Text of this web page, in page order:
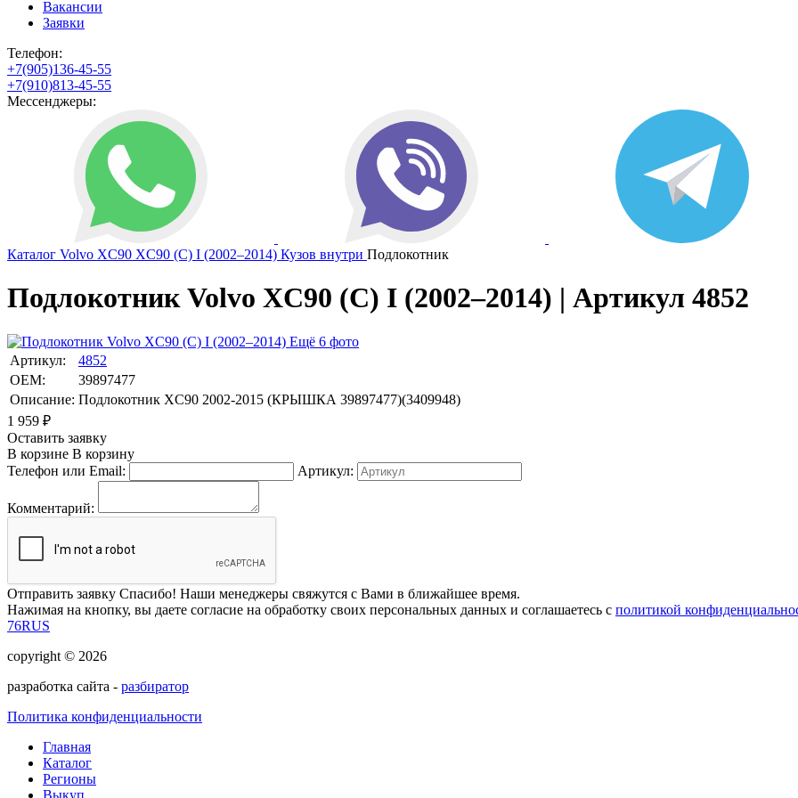
Вакансии
Заявки
Телефон:
+7(905)136-45-55
+7(910)813-45-55
Мессенджеры:
Каталог Volvo XC90 XC90 (C) I (2002–2014) Кузов внутри Подлокотник
Подлокотник Volvo XC90 (C) I (2002–2014) | Артикул 4852
Ещё 6 фото
Артикул:
4852
OEM:
39897477
Описание: Подлокотник XC90 2002-2015 (КРЫШКА 39897477)(3409948)
1 959 ₽
Оставить заявку
В корзине В корзину
Телефон или Email:
Артикул:
Комментарий:
Отправить заявку Спасибо! Наши менеджеры свяжутся с Вами в ближайшее время.
Нажимая на кнопку, вы даете согласие на обработку своих персональных данных и соглашаетесь с политикой
76RUS
copyright © 2026
разработка сайта - разбиратор
Политика конфиденциальности
Главная
Каталог
Регионы
Выкуп